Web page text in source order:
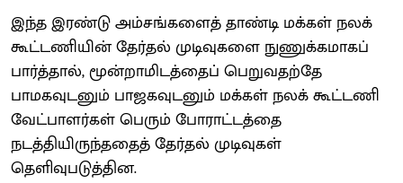
இந்த இரண்டு அம்சங்களைத் தாண்டி மக்கள் நலக்
கூட்டணியின் தேர்தல் முடிவுகளை நுணுக்கமாகப்
பார்த்தால், மூன்றாமிடத்தைப் பெறுவதற்தே
பாமகவுடனும் பாஜகவுடனும் மக்கள் நலக் கூட்டணி
வேட்பாளர்கள் பெரும் போராட்டத்தை
நடத்தியிருந்ததைத் தேர்தல் முடிவுகள்
தெளிவுபடுத்தின.